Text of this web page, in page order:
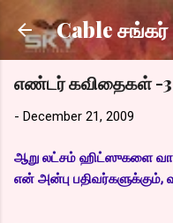
Skip
Cable சங்கர்
எண்டர் கவிதைகள் -3
- December 21, 2009
ஆறு லட்சம் ஹிட்ஸுகளை
என் அன்பு பதிவர்களுக்கும்,